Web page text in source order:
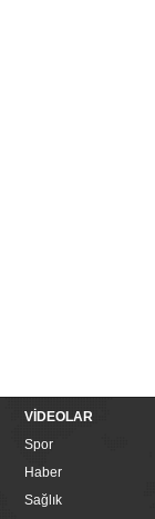
VİDEOLAR
Spor
Haber
Sağlık